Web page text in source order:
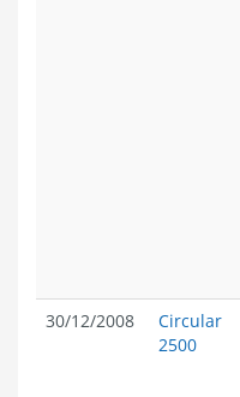
30/12/2008
Circular
2500